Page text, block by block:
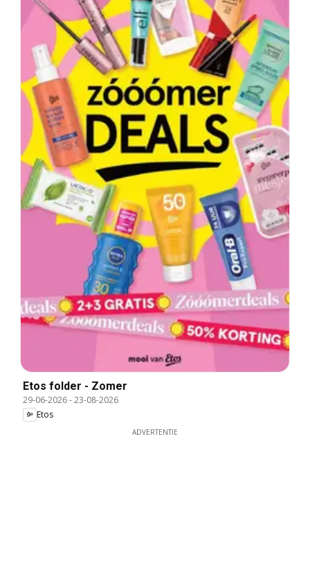
Etos folder - Zomer
29-06-2026-23-08-2026
Etos
ADVERTENTIE